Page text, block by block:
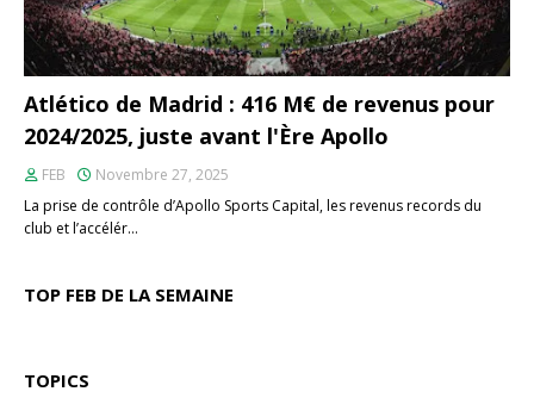
Atlético de Madrid : 416 M€ de revenus pour
2024/2025, juste avant l'Ère Apollo
FEB
Novembre 27, 2025
La prise de contrôle d’Apollo Sports Capital, les revenus records du
club et l’accélér…
TOP FEB DE LA SEMAINE
TOPICS